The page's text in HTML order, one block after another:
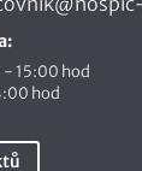
- 15:00 hod
hod